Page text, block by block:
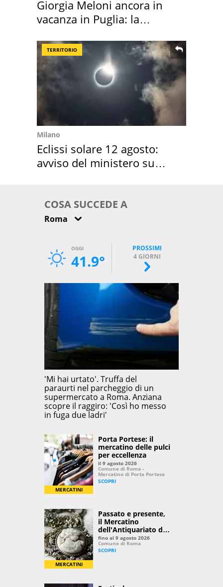
Giorgia Meloni ancora in
vacanza in Puglia: la
TERRITORIO
Milano
Eclissi solare 12 agosto:
avviso del ministero su